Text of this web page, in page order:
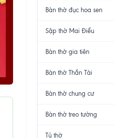
Bàn thờ đục hoa sen
Sập thờ Mai Điểu
Bàn thờ gia tiên
Bàn thờ Thần Tài
Bàn thờ chung cư
Bàn thờ treo tường
Tủ thờ